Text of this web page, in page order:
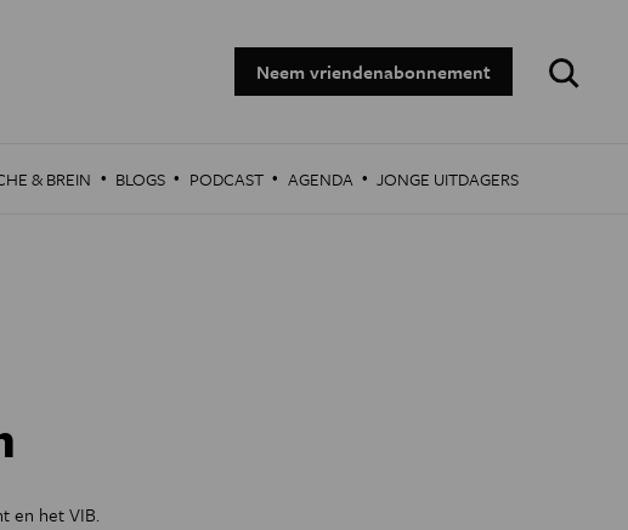
Neem vriendenabonnement
Zoeken:
& BREIN · BLOGS · PODCAST · AGENDA · JONGE UITDAGERS
en het VIB.